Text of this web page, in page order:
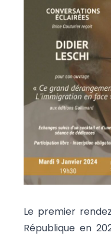
Le premier
République en